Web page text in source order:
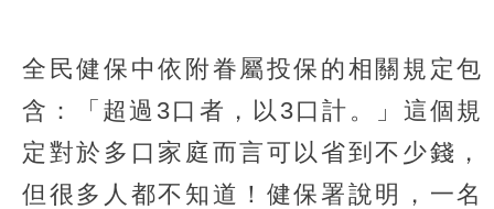
全民健保中依附眷屬投保的相關規定包
含：「超過3口者，以3口計。」這個規
定對於多口家庭而言可以省到不少錢，
但很多人都不知道！健保署說明，一名